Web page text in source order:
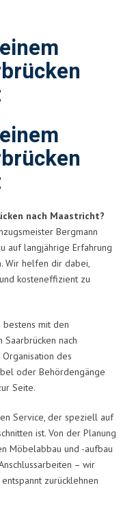
nach Maastricht?
Bergmann
auf langjährige Erfahrung
Wir helfen dir dabei,
kosteneffizient zu
mit den
nach
des
oder Behördengänge
Seite.
Service, der speziell auf
ist. Von der Planung
Möbelabbau und -aufbau
– wir
zurücklehnen